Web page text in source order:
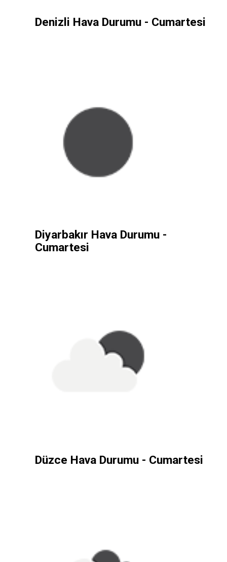
Denizli Hava Durumu - Cumartesi
Diyarbakır Hava Durumu -
Cumartesi
Düzce Hava Durumu - Cumartesi